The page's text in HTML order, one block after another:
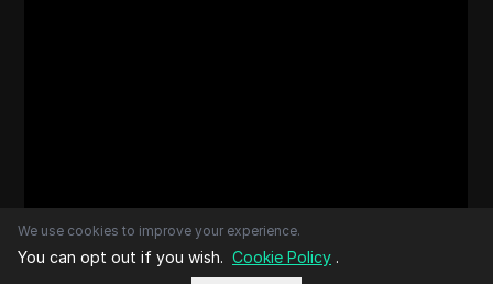
We use cookies to improve your experience.
You can opt out if you wish. Cookie Policy .